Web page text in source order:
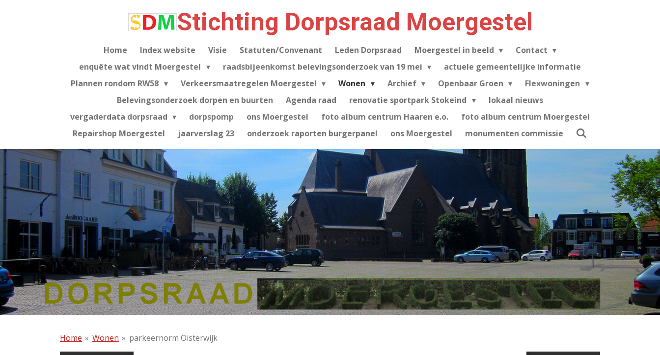
Stichting Dorpsraad Moergestel
Home Index website Visie Statuten/Convenant Leden Dorpsraad Moergestel in beeld
Contact
enquête wat vindt Moergestel
raadsbijeenkomst belevingsonderzoek van 19 mei
actuele gemeentelijke informatie
Plannen rondom RW58
Verkeersmaatregelen Moergestel Wonen Archief Openbaar Groen
Flexwoningen
Belevingsonderzoek dorpen en buurten
Agenda raad renovatie sportpark Stokeind
lokaal nieuws
vergaderdata dorpsraad
dorpspomp ons Moergestel foto album centrum Haaren e.o.
foto album centrum Moergestel
Repairshop Moergestel
jaarverslag 23 onderzoek raporten burgerpanel ons Moergestel monumenten commissie
Home » Wonen » parkeernorm Oisterwijk